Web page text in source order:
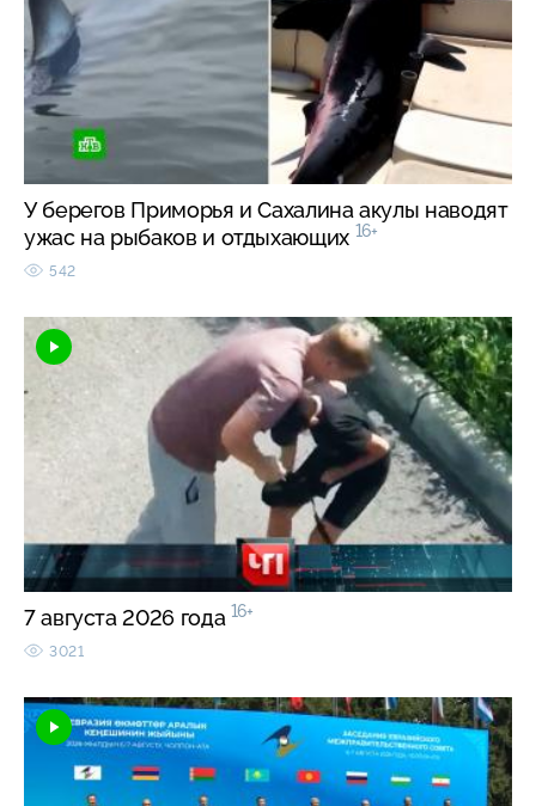
У берегов Приморья и Сахалина акулы наводят
ужас на рыбаков и отдыхающих 16+
542
7 августа 2026 года 16+
3021